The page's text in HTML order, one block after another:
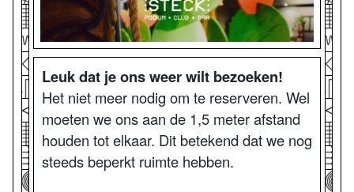
Leuk dat je ons weer wilt bezoeken!
Het niet meer nodig om te reserveren. Wel
moeten we ons aan de 1,5 meter afstand
houden tot elkaar. Dit betekend dat we nog
steeds beperkt ruimte hebben.